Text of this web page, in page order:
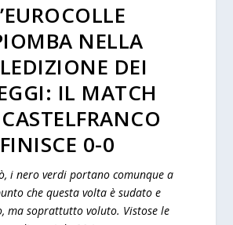
NELLA
DEI
IL MATCH
FINISCE 0-0
i nero verdi portano comunque a
che questa volta è sudato e
ma soprattutto voluto. Vistose le